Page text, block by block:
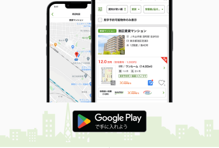
間取り
1K
島根県松江市東出雲町錦新町５丁目
価 格
4.80万円
住 所
島根県松江市東出雲町錦新町５丁目
専有面積 22.7m²
間取り
1K
島根県松江市東出雲町錦新町５丁目
価 格
5.10万円
住 所
島根県松江市東出雲町錦新町５丁目
専有面積